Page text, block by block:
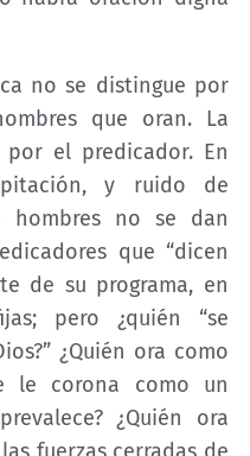
no se distingue por
que oran. La
el predicador. En
y ruido de
hombres no se dan
que “dicen
de su programa, en
pero ¿quién “se
¿Quién ora como
le corona como un
¿Quién ora